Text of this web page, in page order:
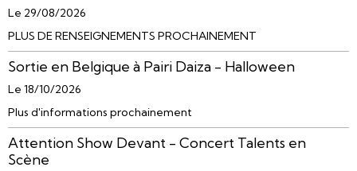
Le 29/08/2026
PLUS DE RENSEIGNEMENTS PROCHAINEMENT
Sortie en Belgique à Pairi Daiza - Halloween
Le 18/10/2026
Plus d'informations prochainement
Attention Show Devant - Concert Talents en
Scène